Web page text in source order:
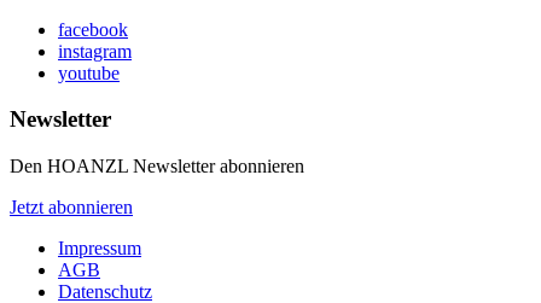
facebook
instagram
youtube
Newsletter
Den HOANZL Newsletter abonnieren
Jetzt abonnieren
Impressum
AGB
Datenschutz